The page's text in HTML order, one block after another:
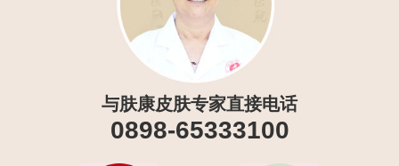
与肤康皮肤专家直接电话
0898-65333100